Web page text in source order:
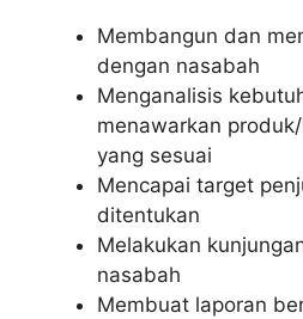
Membangun dan
dengan nasabah
Menganalisis
menawarkan
yang sesuai
Mencapai target
ditentukan
Melakukan
nasabah
Membuat laporan